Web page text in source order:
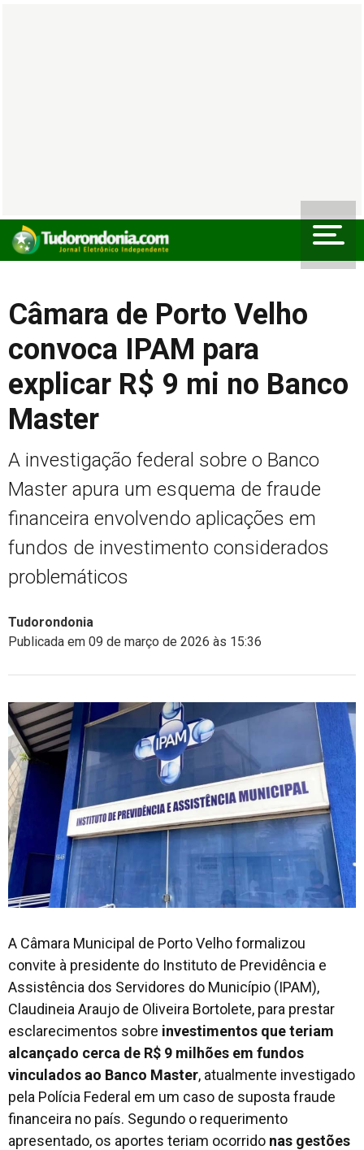
Câmara de Porto Velho
convoca IPAM para
explicar R$ 9 mi no Banco
Master
A investigação federal sobre o Banco
Master apura um esquema de fraude
financeira envolvendo aplicações em
fundos de investimento considerados
problemáticos
Tudorondonia
Publicada em 09 de março de 2026 às 15:36
A Câmara Municipal de Porto Velho formalizou
convite à presidente do Instituto de Previdência e
Assistência dos Servidores do Município (IPAM),
Claudineia Araujo de Oliveira Bortolete, para prestar
esclarecimentos sobre investimentos que teriam
alcançado cerca de R$ 9 milhões em fundos
vinculados ao Banco Master, atualmente investigado
pela Polícia Federal em um caso de suposta fraude
financeira no país. Segundo o requerimento
apresentado, os aportes teriam ocorrido nas gestões